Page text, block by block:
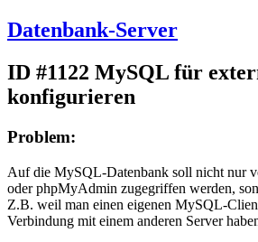
Datenbank-Server
ID #1122 MySQL für
konfigurieren
Problem:
Auf die MySQL-Datenbank soll nicht nur
oder phpMyAdmin zugegriffen werden,
Z.B. weil man einen eigenen MySQL-
Verbindung mit einem anderen Server